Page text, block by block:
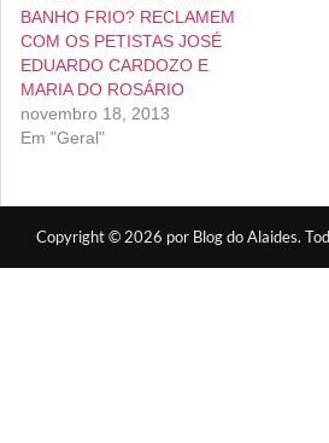
BANHO FRIO? RECLAMEM
COM OS PETISTAS JOSÉ
EDUARDO CARDOZO E
MARIA DO ROSÁRIO
novembro 18, 2013
Em "Geral"
Copyright © 2026 por Blog do Alaides.